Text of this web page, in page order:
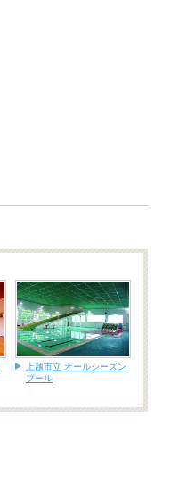
上越市立 オールシーズン
プール